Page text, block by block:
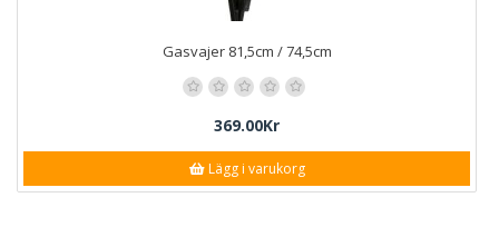
Gasvajer 81,5cm / 74,5cm
369.00Kr
Lägg i varukorg